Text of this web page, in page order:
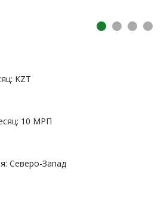
KZT
10 МРП
Северо-Запад